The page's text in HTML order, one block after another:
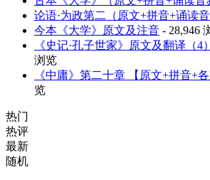
论语·为政第二（原文+拼音+诵读音
今本《大学》原文及注音 - 28,946
《史记·孔子世家》原文及翻译（4
浏览
《中庸》第二十章 【原文+拼音+各
览
热门
热评
最新
随机